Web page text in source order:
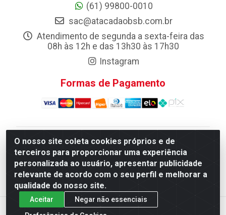
O nosso site coleta cookies próprios e de
terceiros para proporcionar uma experiência
personalizada ao usuário, apresentar publicidade
relevante de acordo com o seu perfil e melhorar a
qualidade do nosso site.
Aceitar
Negar não essenciais
(61) 99800-0010
sac@atacadaobsb.com.br
Atendimento de segunda a sexta-feira das
08h às 12h e das 13h30 às 17h30
Instagram
Formas de Pagamento
Atacadao da Limpeza F. Pereira Queiroz Comercio e
Distribuicao LTDA - Quadra Qi 10 Lotes 39 e, 41 - Setor
Industrial (Taguatinga), Brasília/DF - CEP 72.135-100 -
CNPJ 13.184.675/0001-80